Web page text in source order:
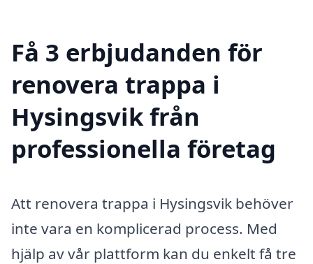
Få 3 erbjudanden för
renovera trappa i
Hysingsvik från
professionella företag
Att renovera trappa i Hysingsvik behöver
inte vara en komplicerad process. Med
hjälp av vår plattform kan du enkelt få tre